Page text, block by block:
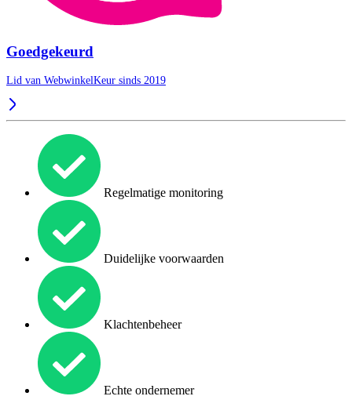
Goedgekeurd
Lid van WebwinkelKeur sinds 2019
Regelmatige monitoring
Duidelijke voorwaarden
Klachtenbeheer
Echte ondernemer